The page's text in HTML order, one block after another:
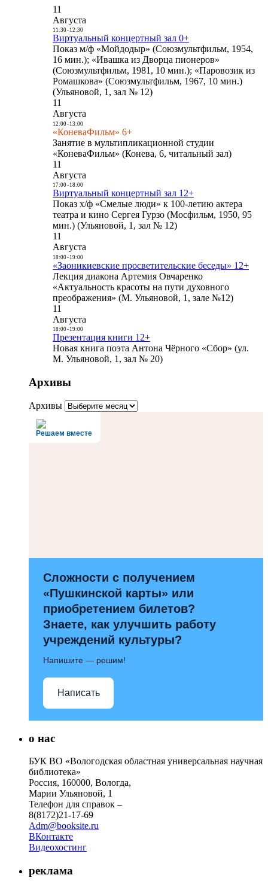
11
Августа
11:30- 12:30
Виртуальный концертный зал 0+
Показ м/ф «Мойдодыр» (Союзмультфильм, 1954,
16 мин.); «Ивашка из Дворца пионеров»
(Союзмультфильм, 1981, 10 мин.); «Паровозик из
Ромашкова» (Союзмультфильм, 1967, 10 мин.)
(Ульяновой, 1, зал № 12)
11
Августа
12:00- 13:00
«КоневаФильм» 6+
Занятие в мультипликационной студии
«КоневаФильм» (Конева, 6, читальный зал)
11
Августа
17:00- 18:00
Виртуальный концертный зал 12+
Показ х/ф «Смелые люди» к 100-летию актера
театра и кино Сергея Гурзо (Мосфильм, 1950, 95
мин.) (Ульяновой, 1, зал № 12)
11
Августа
18:00- 19:00
«Заоникиевские просветительские беседы» 12+
Лекция диакона Артемия Овчаренко
«Актуальность красоты на пути духовного
преображения» (М. Ульяновой, 1, зале №12)
11
Августа
18:00- 19:00
Презентация книги 12+
Новая книга поэта Антона Чёрного «Сбор» (ул.
М. Ульяновой, 1, зал № 20)
Архивы
Архивы
Решаем вместе
Сложности с получением
«Пушкинской карты» или
приобретением билетов?
Знаете, как улучшить работу
учреждений культуры?
Напишите — решим!
Написать
о нас
БУК ВО «Вологодская областная универсальная научная
библиотека»
Россия, 160000, Вологда,
Марии Ульяновой, 1
Телефон для справок –
8(8172)21-17-69
Adm@booksite.ru
ВКонтакте
Видеохостинг
реклама